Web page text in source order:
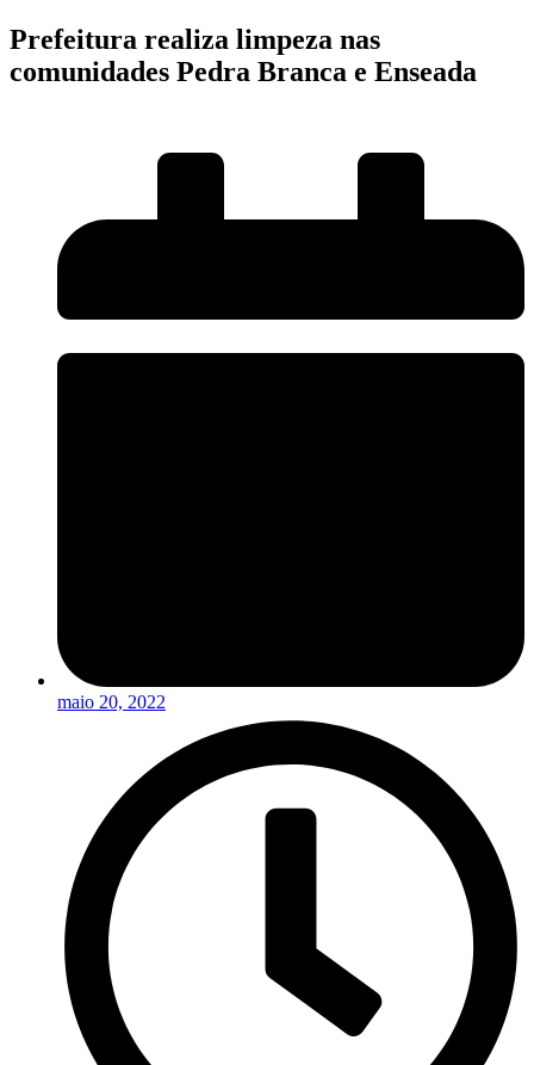
Prefeitura realiza limpeza nas
comunidades Pedra Branca e Enseada
maio 20, 2022